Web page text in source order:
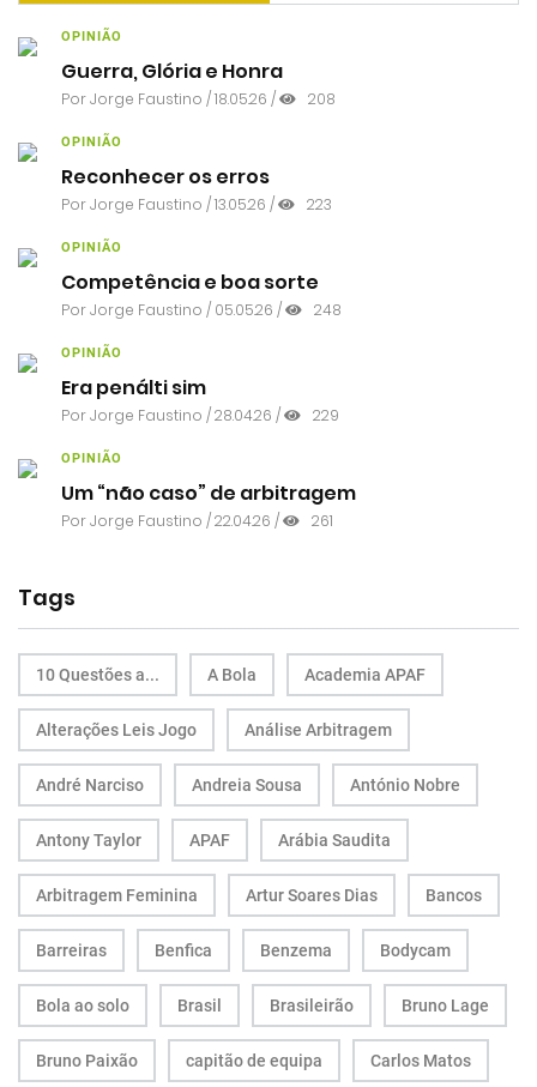
OPINIÃO
Guerra, Glória e Honra
PorJorge Faustino / 18.05.26 / 208
OPINIÃO
Reconhecer os erros
PorJorge Faustino / 13.05.26 / 223
OPINIÃO
Competência e boa sorte
PorJorge Faustino / 05.05.26 / 248
OPINIÃO
Era penálti sim
PorJorge Faustino / 28.04.26 / 229
OPINIÃO
Um “não caso” de arbitragem
PorJorge Faustino / 22.04.26 / 261
Tags
10 Questões a... A Bola Academia APAF
Alterações Leis Jogo Análise Arbitragem
André Narciso Andreia Sousa António Nobre
Antony Taylor APAF Arábia Saudita
Arbitragem Feminina Artur Soares Dias Bancos
Barreiras Benfica Benzema Bodycam
Bola ao solo Brasil Brasileirão Bruno Lage
Bruno Paixão capitão de equipa Carlos Matos